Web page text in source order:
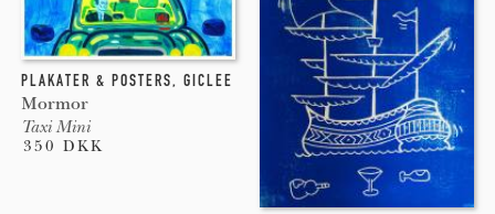
PLAKATER & POSTERS, GICLEE
Mormor
Taxi Mini
350 DKK